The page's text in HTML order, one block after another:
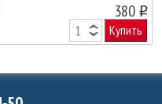
380 o
Купить